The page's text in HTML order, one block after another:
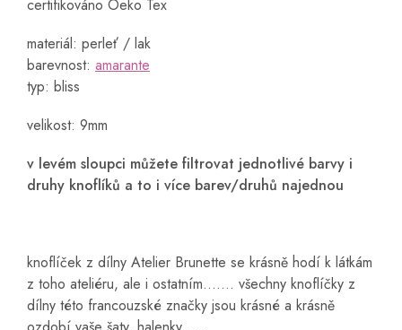
certifikováno Oeko Tex
materiál: perleť / lak
barevnost: amarante
typ: bliss
velikost: 9mm
v levém sloupci můžete filtrovat jednotlivé barvy i
druhy knoflíků a to i více barev/druhů najednou
knoflíček z dílny Atelier Brunette se krásně hodí k látkám
z toho ateliéru, ale i ostatním....... všechny knoflíčky z
dílny této francouzské značky jsou krásné a krásně